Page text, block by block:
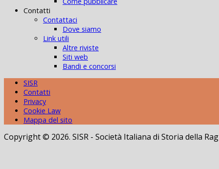
Contatti
Contattaci
Dove siamo
Link utili
Altre riviste
Siti web
Bandi e concorsi
SISR
Contatti
Privacy
Cookie Law
Mappa del sito
Copyright © 2026. SISR - Società Italiana di Storia della